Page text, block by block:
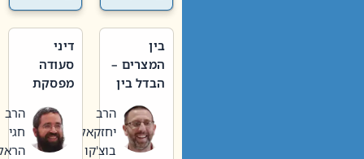
בין
המצרים –
הבדל בין
חדשה
לישנה
הרב
יחזקאל
בוצ'קו
דיני
סעודה
מפסקת
תשעה
באב
הרב
חגי
הראל